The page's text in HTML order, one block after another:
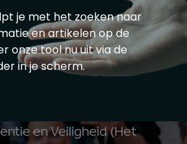
bestaat uit
uit het werkveld
BVO en OM). Het
en Veiligheid (Het
je met het zoeken naar
en artikelen op de
onze tool nu uit via de
in je scherm.